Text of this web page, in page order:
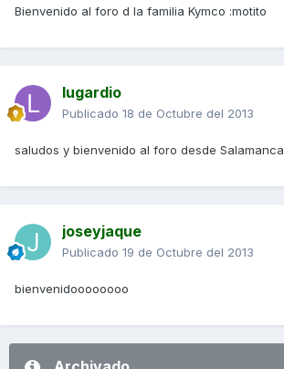
Bienvenido al foro d la familia Kymco :motito
lugardio
Publicado 18 de Octubre del 2013
saludos y bienvenido al foro desde Salamanca
joseyjaque
Publicado 19 de Octubre del 2013
bienvenidoooooooo